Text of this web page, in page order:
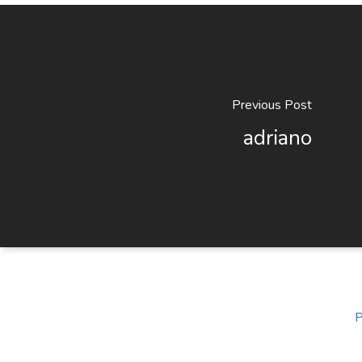
Previous Post
adriano